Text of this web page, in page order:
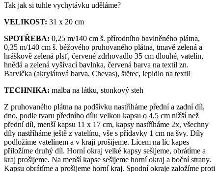
Tak jak si tuhle vychytávku uděláme?
VELIKOST: 31 x 20 cm
SPOTŘEBA: 0,25 m/140 cm š. přírodního bavlněného plátna,
0,35 m/140 cm š. béžového pruhovaného plátna, tmavě zelená a
hráškově zelená plsť, červené zdrhovadlo 35 cm dlouhé, vatelín,
hnědá a zelená vyšívací bavlnka, červená barva na textil zn.
Barvička (akrylátová barva, Chevas), štětec, lepidlo na textil
TECHNIKA: malba na látku, stonkový steh
Z pruhovaného plátna na podšívku nastříháme přední a zadní díl,
dno, podle tvaru předního dílu velkou kapsu o 4,5 cm nižší než
přední díl, menší kapsu 11 x 17 cm, kapsy nastříháme 2x, všechny
díly nastříháme ještě z vatelínu, vše s přídavky 1 cm na švy. Díly
podložíme vatelínem a v kraji prošijeme. Lícem na líc kapes
přiložíme druhý díl. Horní okraj velké kapsy sešijeme, obrátíme a
kraj prošijeme. Na menší kapse sešijeme horní okraj a boční strany.
Kapsu obrátíme a prošijeme horní kraj. Spodní okraje založíme proti